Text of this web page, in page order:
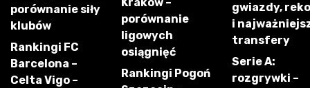
porównanie siły
klubów
Rankingi FC
Barcelona –
Celta Vigo –
porównanie
ligowych
osiągnięć
Rankingi Pogoń
gwiazdy,
i
transfery
Serie A:
rozgrywki –